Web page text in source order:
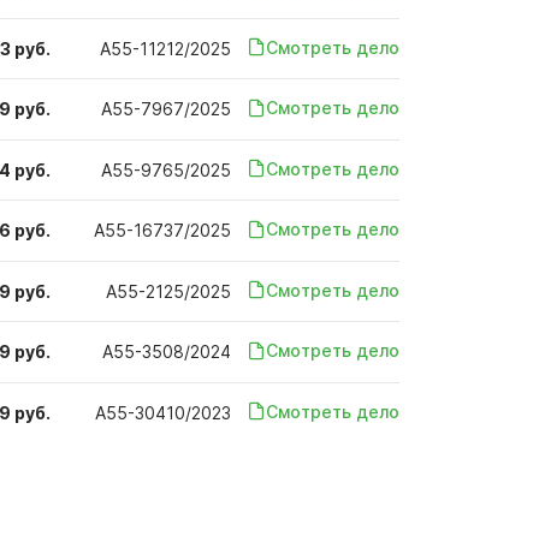
руб. А55-11212/2025 Смотреть дело
руб. А55-7967/2025 Смотреть дело
руб. А55-9765/2025 Смотреть дело
руб. А55-16737/2025 Смотреть дело
руб. А55-2125/2025 Смотреть дело
руб. А55-3508/2024 Смотреть дело
руб. А55-30410/2023 Смотреть дело